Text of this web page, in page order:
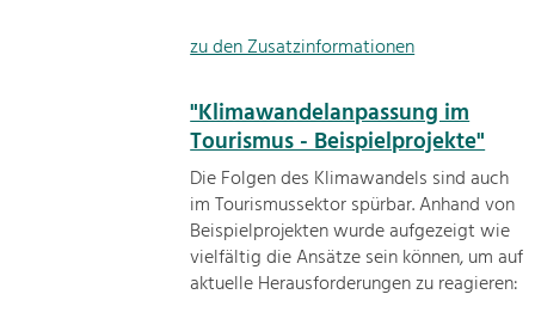
zu den Zusatzinformationen
"Klimawandelanpassung im
Tourismus - Beispielprojekte"
Die Folgen des Klimawandels sind auch
im Tourismussektor spürbar. Anhand von
Beispielprojekten wurde aufgezeigt wie
vielfältig die Ansätze sein können, um auf
aktuelle Herausforderungen zu reagieren: